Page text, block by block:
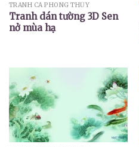
TRANH CÁ PHONG THỦY
Tranh dán tường 3D Sen
nở mùa hạ